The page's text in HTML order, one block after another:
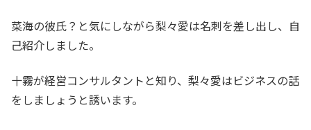
菜海の彼氏？と気にしながら梨々愛は名刺を差し出し、自
己紹介しました。
十霧が経営コンサルタントと知り、梨々愛はビジネスの話
をしましょうと誘います。